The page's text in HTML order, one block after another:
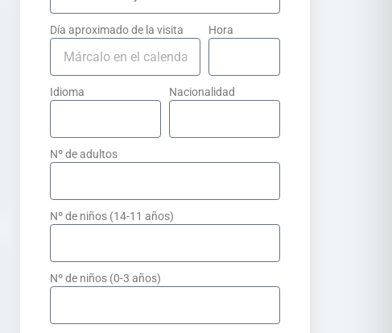
Día aproximado de la visita Hora
Idioma Nacionalidad
Nº de adultos
Nº de niños (14-11 años)
Nº de niños (0-3 años)